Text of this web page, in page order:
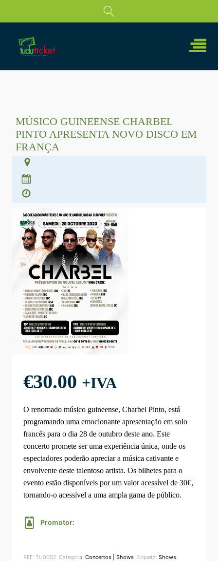
MÚSICO GUINEENSE CHARBEL
PINTO APRESENTA NOVO DISCO EM
FRANÇA
€30.00 +IVA
O renomado músico guineense, Charbel Pinto, está
programando uma emocionante apresentação em solo
francês para o dia 28 de outubro deste ano. Este
concerto promete ser uma experiência única, onde os
espectadores poderão apreciar a música cativante e
envolvente deste talentoso artista. Os bilhetes para o
evento estão disponíveis por um valor acessível de 30€,
tornando-o acessível a uma ampla gama de público.
Promotor:
REF: TU0002 Categoria: Concertos | Shows Etiqueta: Shows